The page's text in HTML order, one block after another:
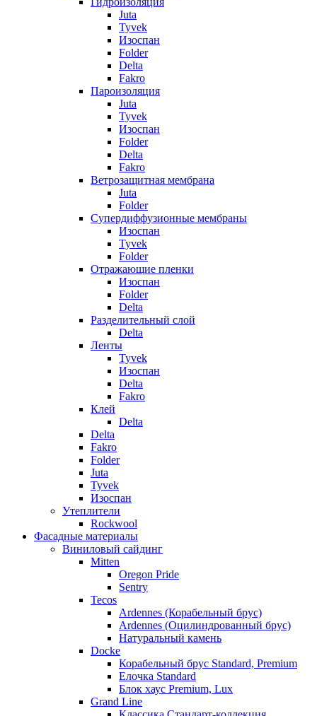
Juta
Tyvek
Изоспан
Folder
Delta
Fakro
Пароизоляция
Juta
Tyvek
Изоспан
Folder
Delta
Fakro
Ветрозащитная мембрана
Juta
Folder
Супердиффузионные мембраны
Изоспан
Tyvek
Folder
Отражающие пленки
Изоспан
Folder
Delta
Разделительный слой
Delta
Ленты
Tyvek
Изоспан
Delta
Fakro
Клей
Delta
Delta
Fakro
Folder
Juta
Tyvek
Изоспан
Утеплители
Rockwool
Фасадные материалы
Виниловый сайдинг
Mitten
Oregon Pride
Sentry
Tecos
Ardennes (Корабельный брус)
Ardennes (Оцилиндрованный брус)
Натуральный камень
Docke
Корабельный брус Standard, Premium
Елочка Standard
Блок хаус Premium, Lux
Grand Line